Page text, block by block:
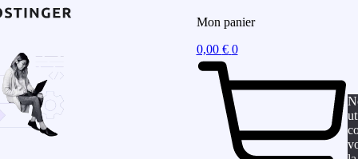
Mon panier
0,00 € 0